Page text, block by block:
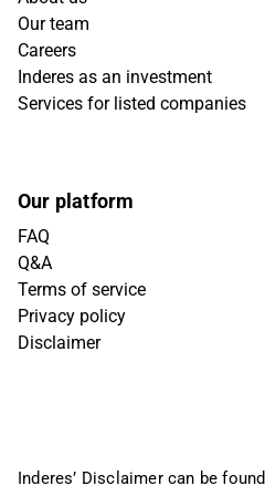
Our team
Careers
Inderes as an investment
Services for listed companies
Our platform
FAQ
Q&A
Terms of service
Privacy policy
Disclaimer
Inderes’ Disclaimer can be found